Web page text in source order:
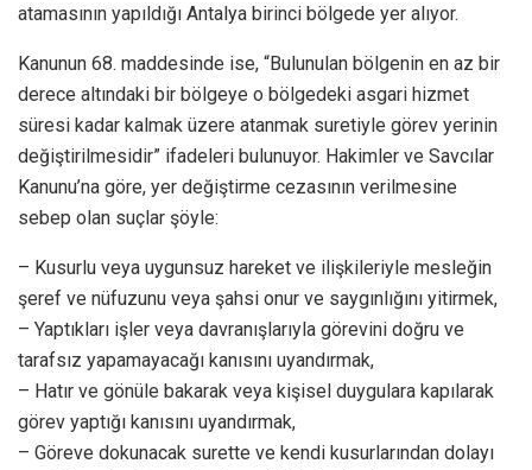
atamasının yapıldığı Antalya birinci bölgede yer alıyor.
Kanunun 68. maddesinde ise, “Bulunulan bölgenin en az bir
derece altındaki bir bölgeye o bölgedeki asgari hizmet
süresi kadar kalmak üzere atanmak suretiyle görev yerinin
değiştirilmesidir” ifadeleri bulunuyor. Hakimler ve Savcılar
Kanunu’na göre, yer değiştirme cezasının verilmesine
sebep olan suçlar şöyle:
– Kusurlu veya uygunsuz hareket ve ilişkileriyle mesleğin
şeref ve nüfuzunu veya şahsi onur ve saygınlığını yitirmek,
– Yaptıkları işler veya davranışlarıyla görevini doğru ve
tarafsız yapamayacağı kanısını uyandırmak,
– Hatır ve gönüle bakarak veya kişisel duygulara kapılarak
görev yaptığı kanısını uyandırmak,
– Göreve dokunacak surette ve kendi kusurlarından dolayı